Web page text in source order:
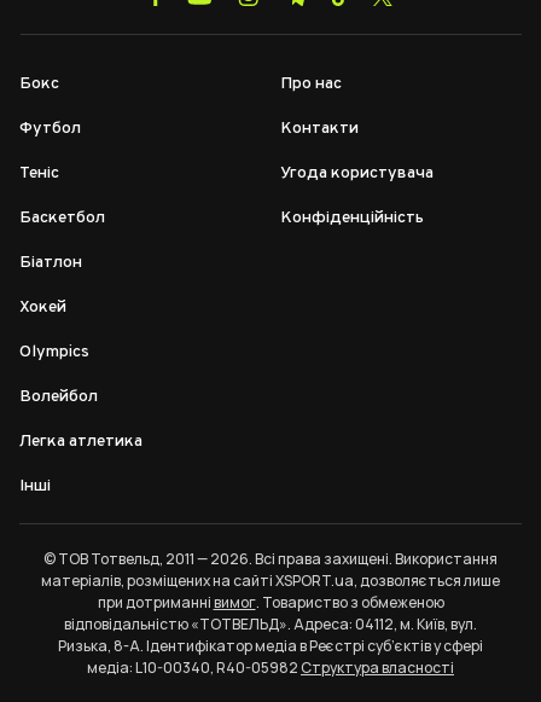
Бокс
Футбол
Теніс
Баскетбол
Біатлон
Хокей
Olympics
Волейбол
Легка атлетика
Інші
Про нас
Контакти
Угода користувача
Конфіденційність
© ТОВ Тотвельд, 2011 — 2026. Всі права захищені. Використання
матеріалів, розміщених на сайті XSPORT.ua, дозволяється лише
при дотриманнівимог. Товариство з обмеженою
відповідальністю «ТОТВЕЛЬД». Адреса: 04112, м. Київ, вул.
Ризька, 8-А. Ідентифікатор медіа в Реєстрі суб’єктів у сфері
медіа: L10-00340, R40-05982Структура власності